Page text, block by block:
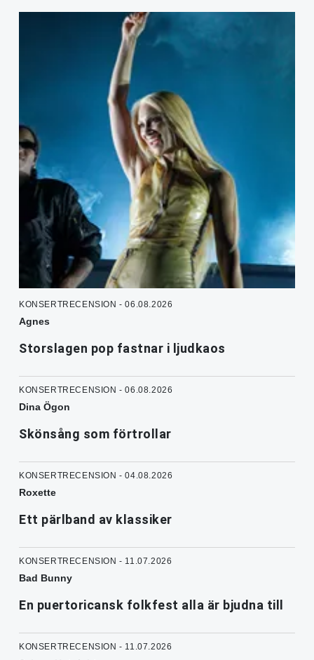
KONSERTRECENSION - 06.08.2026
Agnes
Storslagen pop fastnar i ljudkaos
KONSERTRECENSION - 06.08.2026
Dina Ögon
Skönsång som förtrollar
KONSERTRECENSION - 04.08.2026
Roxette
Ett pärlband av klassiker
KONSERTRECENSION - 11.07.2026
Bad Bunny
En puertoricansk folkfest alla är bjudna till
KONSERTRECENSION - 11.07.2026